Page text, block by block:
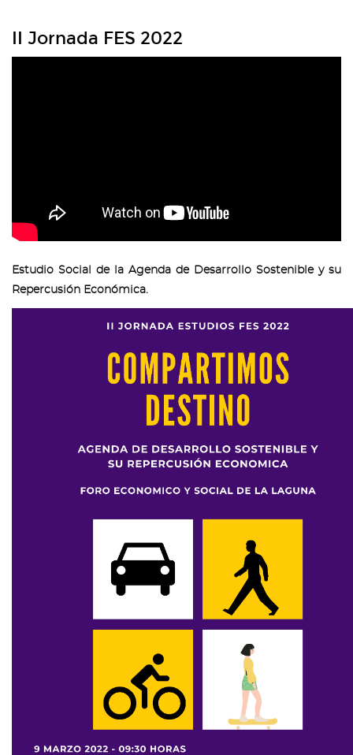
II Jornada FES 2022
Estudio Social de la Agenda de Desarrollo Sostenible y su
Repercusión Económica.